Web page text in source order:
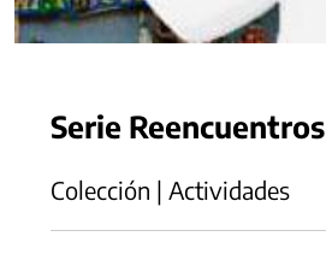
Serie Reencuentros
Colección | Actividades